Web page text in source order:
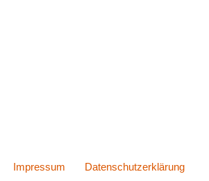
Impressum Datenschutzerklärung